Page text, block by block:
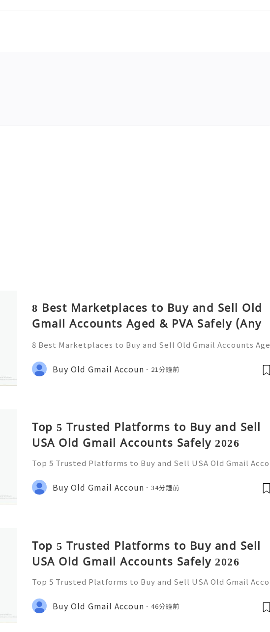
8 Best Marketplaces to Buy and Sell Old
Gmail Accounts Aged & PVA Safely (Any
Country) – 2026 Guide
8 Best Marketplaces to Buy and Sell Old Gmail Accounts Age
e Information Please Contact us : ☠️☠️➤Telegram: @usabest
zone ☠️☠️➤WhatsApp: +1 (6
Buy Old Gmail Accoun 21分鐘前
Top 5 Trusted Platforms to Buy and Sell
USA Old Gmail Accounts Safely 2026
Top 5 Trusted Platforms to Buy and Sell USA Old Gmail Acco
tact us : ☠️☠️➤Telegram: @usabestzone ☠️☠️➤WhatsApp: +1
(612) 649-8194 ☠️☠️➤Email:
Buy Old Gmail Accoun 34分鐘前
Top 5 Trusted Platforms to Buy and Sell
USA Old Gmail Accounts Safely 2026
Top 5 Trusted Platforms to Buy and Sell USA Old Gmail Acco
tact us : ☠️☠️➤Telegram: @usabestzone ☠️☠️➤WhatsApp: +1
(612) 649-8194 ☠️☠️➤Email:
Buy Old Gmail Accoun 46分鐘前